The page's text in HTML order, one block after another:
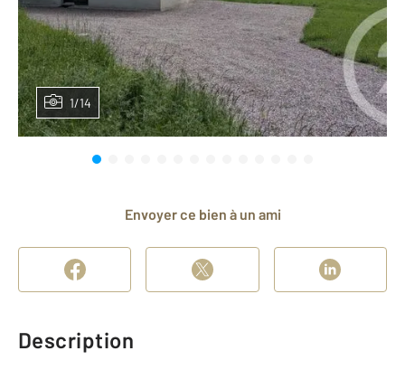
1/14
Envoyer ce bien à un ami
Description